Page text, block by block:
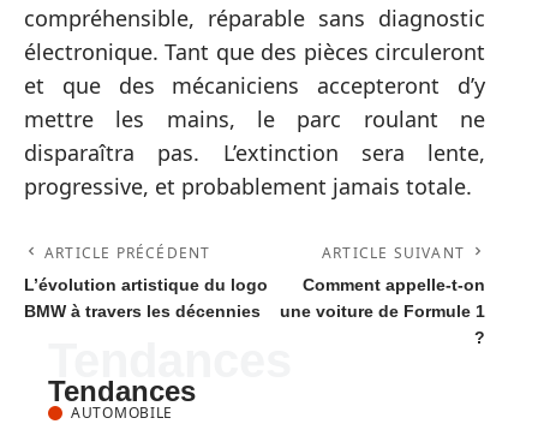
compréhensible, réparable sans diagnostic
électronique. Tant que des pièces circuleront
et que des mécaniciens accepteront d’y
mettre les mains, le parc roulant ne
disparaîtra pas. L’extinction sera lente,
progressive, et probablement jamais totale.
ARTICLE PRÉCÉDENT
L’évolution artistique du logo
BMW à travers les décennies
ARTICLE SUIVANT
Comment appelle-t-on
une voiture de Formule 1
?
Tendances
AUTOMOBILE